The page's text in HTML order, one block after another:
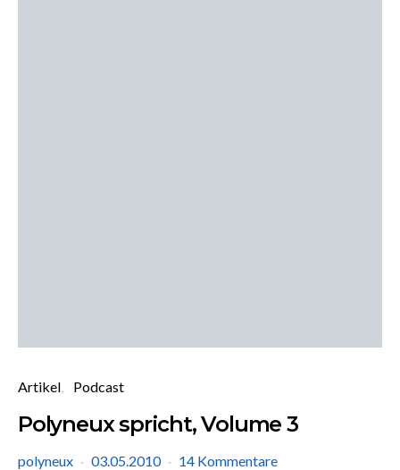
Artikel Podcast
Polyneux spricht, Volume 3
polyneux 03.05.2010 14 Kommentare